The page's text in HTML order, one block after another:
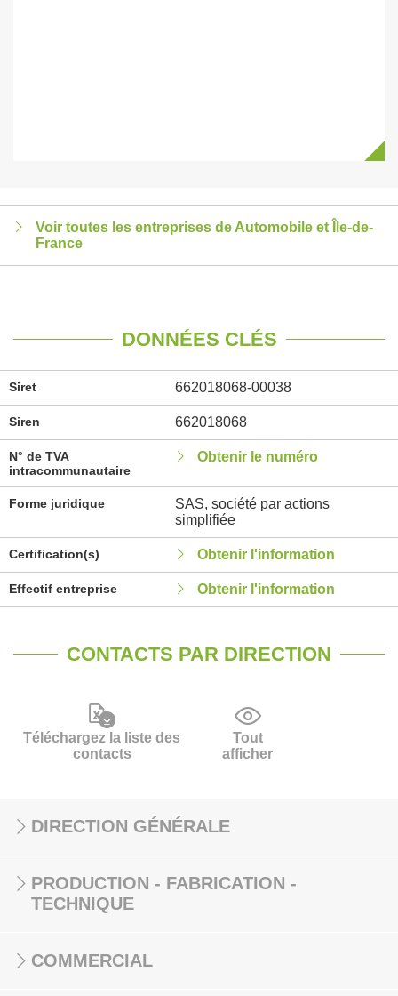
Voir toutes les entreprises de Automobile et Île-de-
France
DONNÉES CLÉS
Siret 662018068-00038
Siren 662018068
N° de TVA
intracommunautaire
Obtenir le numéro
Forme juridique
SAS, société par actions
simplifiée
Certification(s) Obtenir l'information
Effectif entreprise Obtenir l'information
CONTACTS PAR DIRECTION
Téléchargez la liste des
contacts
Tout
afficher
DIRECTION GÉNÉRALE
PRODUCTION - FABRICATION -
TECHNIQUE
COMMERCIAL